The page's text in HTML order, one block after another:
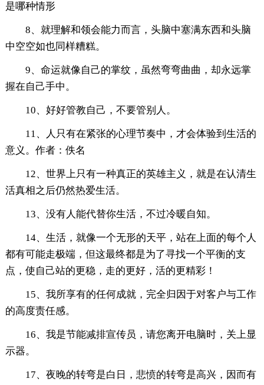
是哪种情形
8、就理解和领会能力而言，头脑中塞满东西和头脑
中空空如也同样糟糕。
9、命运就像自己的掌纹，虽然弯弯曲曲，却永远掌
握在自己手中。
10、好好管教自己，不要管别人。
11、人只有在紧张的心理节奏中，才会体验到生活的
意义。作者：佚名
12、世界上只有一种真正的英雄主义，就是在认清生
活真相之后仍然热爱生活。
13、没有人能代替你生活，不过冷暖自知。
14、生活，就像一个无形的天平，站在上面的每个人
都有可能走极端，但这最终都是为了寻找一个平衡的支
点，使自己站的更稳，走的更好，活的更精彩！
15、我所享有的任何成就，完全归因于对客户与工作
的高度责任感。
16、我是节能减排宣传员，请您离开电脑时，关上显
示器。
17、夜晚的转弯是白日，悲愤的转弯是高兴，因而有